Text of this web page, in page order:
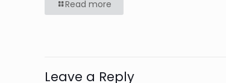
Read more
Leave a Reply